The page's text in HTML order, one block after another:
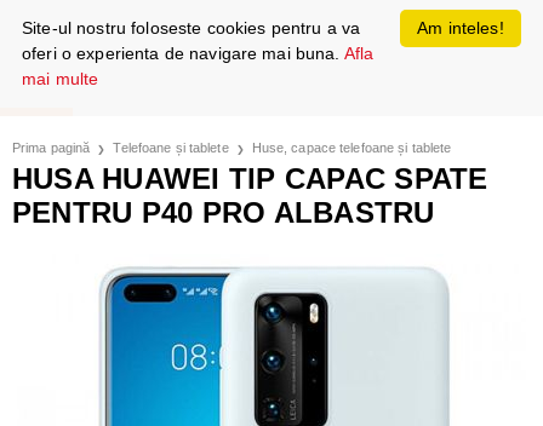
Prima pagină Telefoane și tablete Huse, capace telefoane și tablete
HUSA HUAWEI TIP CAPAC SPATE
PENTRU P40 PRO ALBASTRU
Am inteles!
Site-ul nostru foloseste cookies pentru a va
oferi o experienta de navigare mai buna. Afla
mai multe